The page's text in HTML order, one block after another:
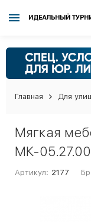
ИДЕАЛЬНЫЙ
Главная Для
Мягкая
МК-05.27.00
Артикул: 2177